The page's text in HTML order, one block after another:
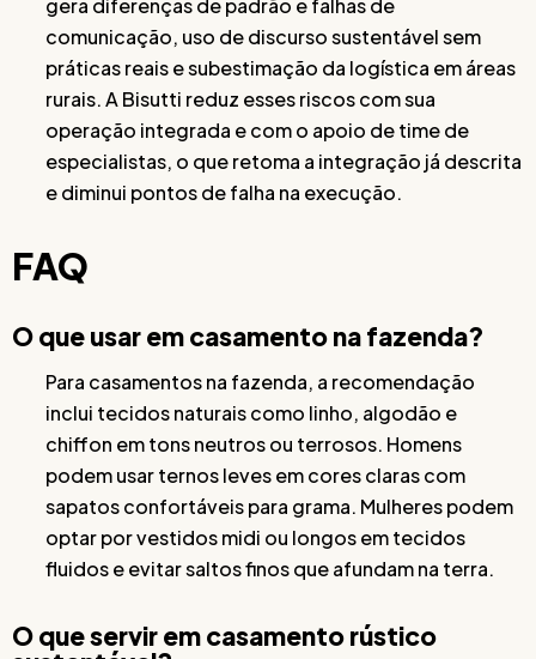
gera diferenças de padrão e falhas de
comunicação, uso de discurso sustentável sem
práticas reais e subestimação da logística em áreas
rurais. A Bisutti reduz esses riscos com sua
operação integrada e com o apoio de time de
especialistas, o que retoma a integração já descrita
e diminui pontos de falha na execução.
FAQ
O que usar em casamento na fazenda?
Para casamentos na fazenda, a recomendação
inclui tecidos naturais como linho, algodão e
chiffon em tons neutros ou terrosos. Homens
podem usar ternos leves em cores claras com
sapatos confortáveis para grama. Mulheres podem
optar por vestidos midi ou longos em tecidos
fluidos e evitar saltos finos que afundam na terra.
O que servir em casamento rústico